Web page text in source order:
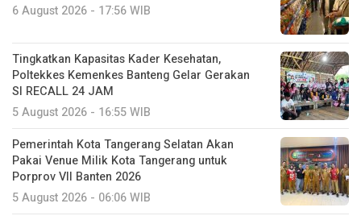
6 August 2026 - 17:56 WIB
Tingkatkan Kapasitas Kader Kesehatan,
Poltekkes Kemenkes Banteng Gelar Gerakan
SI RECALL 24 JAM
5 August 2026 - 16:55 WIB
Pemerintah Kota Tangerang Selatan Akan
Pakai Venue Milik Kota Tangerang untuk
Porprov VII Banten 2026
5 August 2026 - 06:06 WIB